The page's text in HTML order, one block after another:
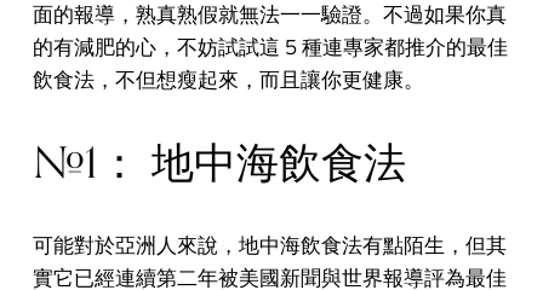
面的報導，熟真熟假就無法一一驗證。不過如果你真
的有減肥的心，不妨試試這 5 種連專家都推介的最佳
飲食法，不但想瘦起來，而且讓你更健康。
#1： 地中海飲食法
可能對於亞洲人來說，地中海飲食法有點陌生，但其
實它已經連續第二年被美國新聞與世界報導評為最佳